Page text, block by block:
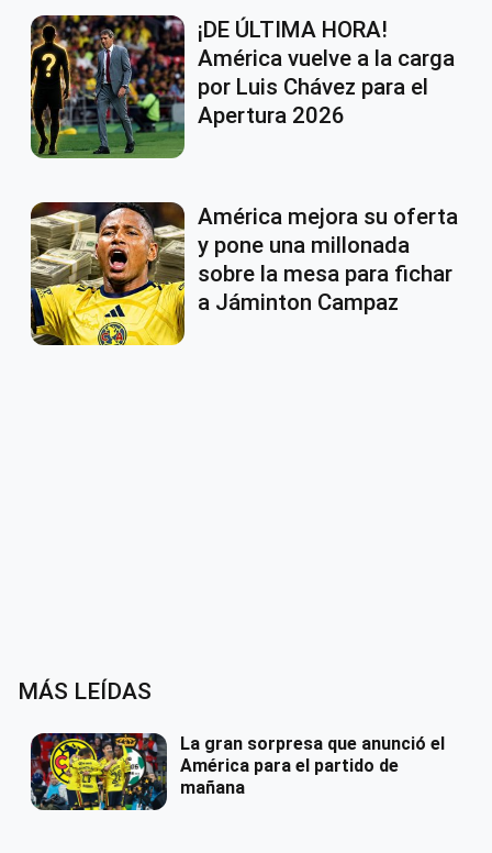
¡DE ÚLTIMA HORA!
América vuelve a la carga
por Luis Chávez para el
Apertura 2026
América mejora su oferta
y pone una millonada
sobre la mesa para fichar
a Jáminton Campaz
MÁS LEÍDAS
La gran sorpresa que anunció el
América para el partido de
mañana